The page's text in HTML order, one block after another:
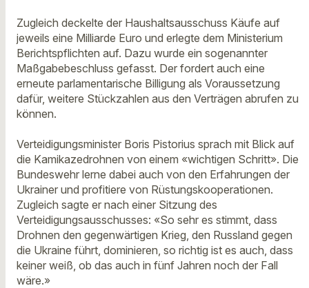
Zugleich deckelte der Haushaltsausschuss Käufe auf
jeweils eine Milliarde Euro und erlegte dem Ministerium
Berichtspflichten auf. Dazu wurde ein sogenannter
Maßgabebeschluss gefasst. Der fordert auch eine
erneute parlamentarische Billigung als Voraussetzung
dafür, weitere Stückzahlen aus den Verträgen abrufen zu
können.
Verteidigungsminister Boris Pistorius sprach mit Blick auf
die Kamikazedrohnen von einem «wichtigen Schritt». Die
Bundeswehr lerne dabei auch von den Erfahrungen der
Ukrainer und profitiere von Rüstungskooperationen.
Zugleich sagte er nach einer Sitzung des
Verteidigungsausschusses: «So sehr es stimmt, dass
Drohnen den gegenwärtigen Krieg, den Russland gegen
die Ukraine führt, dominieren, so richtig ist es auch, dass
keiner weiß, ob das auch in fünf Jahren noch der Fall
wäre.»